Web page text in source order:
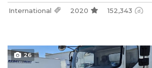
International 2020 152,343
26